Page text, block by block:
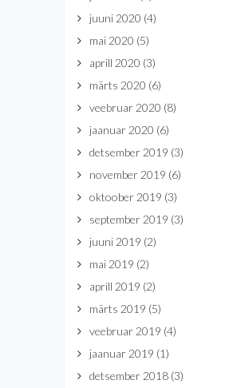
juuni 2020 (4)
mai 2020 (5)
aprill 2020 (3)
märts 2020 (6)
veebruar 2020 (8)
jaanuar 2020 (6)
detsember 2019 (3)
november 2019 (6)
oktoober 2019 (3)
september 2019 (3)
juuni 2019 (2)
mai 2019 (2)
aprill 2019 (2)
märts 2019 (5)
veebruar 2019 (4)
jaanuar 2019 (1)
detsember 2018(3)